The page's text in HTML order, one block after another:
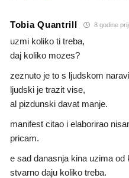
Tobia Quantrill 8 godine
uzmi koliko ti treba,
daj koliko mozes?
zeznuto je to s ljudskom
ljudski je trazit vise,
al pizdunski davat manje.
manifest citao i elaborirao
pricam.
e sad danasnja kina uzima
stvarno daju koliko treba.